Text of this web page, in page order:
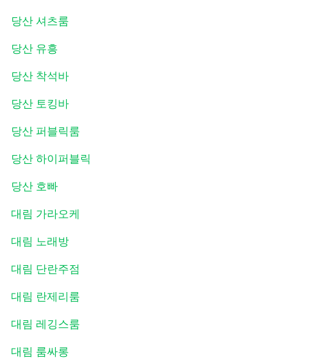
당산 셔츠룸
당산 유흥
당산 착석바
당산 토킹바
당산 퍼블릭룸
당산 하이퍼블릭
당산 호빠
대림 가라오케
대림 노래방
대림 단란주점
대림 란제리룸
대림 레깅스룸
대림 룸싸롱